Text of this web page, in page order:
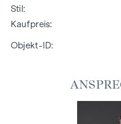
Stil
Kaufpreis
Objekt-ID: